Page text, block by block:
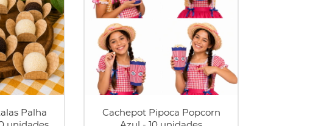
Palha
Cachepot Pipoca Popcorn